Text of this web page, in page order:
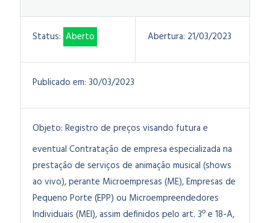
Status: Aberto Abertura: 21/03/2023
Publicado em: 30/03/2023
Objeto: Registro de preços visando futura e
eventual Contratação de empresa especializada na
prestação de serviços de animação musical (shows
ao vivo), perante Microempresas (ME), Empresas de
Pequeno Porte (EPP) ou Microempreendedores
Individuais (MEI), assim definidos pelo art. 3º e 18-A,